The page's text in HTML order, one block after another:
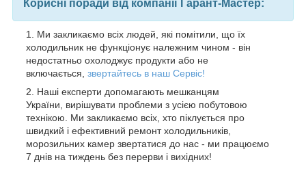
Корисні поради від компанії Гарант-Мастер:
Ми закликаємо всіх людей, які помітили, що їх
холодильник не функціонує належним чином - він
недостатньо охолоджує продукти або не
включається, звертайтесь в наш Сервіс!
Наші експерти допомагають мешканцям
України, вирішувати проблеми з усією побутовою
технікою. Ми закликаємо всіх, хто піклується про
швидкий і ефективний ремонт холодильників,
морозильних камер звертатися до нас - ми працюємо
7 днів на тиждень без перерви і вихідних!